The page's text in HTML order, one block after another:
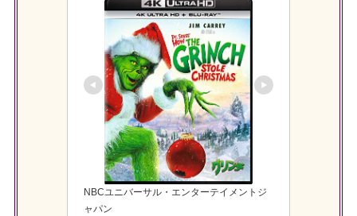
NBCユニバーサル・エンターテイメントジ
ャパン